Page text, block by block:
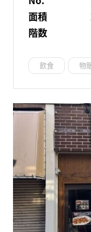
面積
階数
飲食 物